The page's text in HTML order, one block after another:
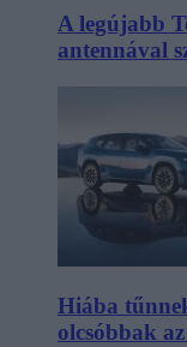
A legújabb
antennával
Hiába
olcsóbbak